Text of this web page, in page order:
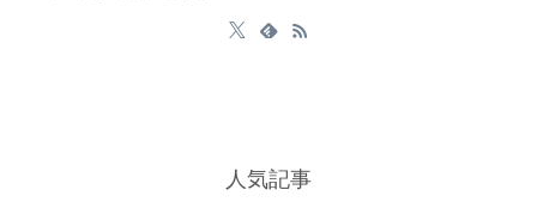
人気記事